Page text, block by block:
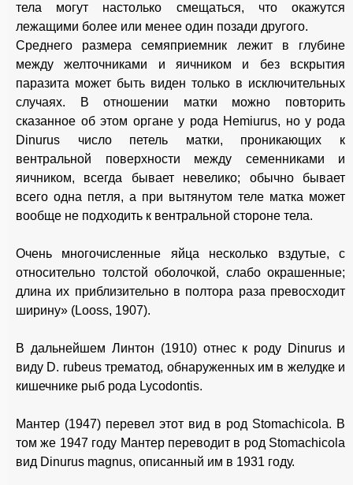
тела могут настолько смещаться, что окажутся
лежащими более или менее один позади другого.
Среднего размера семяприемник лежит в глубине
между желточниками и яичником и без вскрытия
паразита может быть виден только в исключительных
случаях. В отношении матки можно повторить
сказанное об этом органе у рода Hemiurus, но у рода
Dinurus число петель матки, проникающих к
вентральной поверхности между семенниками и
яичником, всегда бывает невелико; обычно бывает
всего одна петля, а при вытянутом теле матка может
вообще не подходить к вентральной стороне тела.
Очень многочисленные яйца несколько вздутые, с
относительно толстой оболочкой, слабо окрашенные;
длина их приблизительно в полтора раза превосходит
ширину» (Looss, 1907).
В дальнейшем Линтон (1910) отнес к роду Dinurus и
виду D. rubeus трематод, обнаруженных им в желудке и
кишечнике рыб рода Lycodontis.
Мантер (1947) перевел этот вид в род Stomachicola. В
том же 1947 году Мантер переводит в род Stomachicola
вид Dinurus magnus, описанный им в 1931 году.